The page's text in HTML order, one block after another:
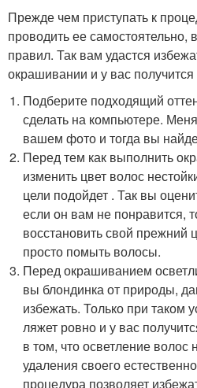
Прежде чем приступать к
проводить ее самостоятельно,
правил. Так вам удастся
окрашивании и у вас
Подберите подходящий
сделать на компьютере.
вашем фото и тогда вы
Перед тем как выполнить
изменить цвет волос
цели подойдет . Так вы
если он вам не понравится,
восстановить свой прежний
просто помыть волосы.
Перед окрашиванием
вы блондинка от природы,
избежать. Только при таком
ляжет ровно и у вас
в том, что осветление волос
удаления своего
процедура позволяет